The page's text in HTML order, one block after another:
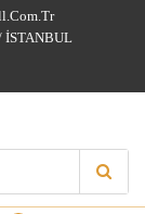
İSTANBUL